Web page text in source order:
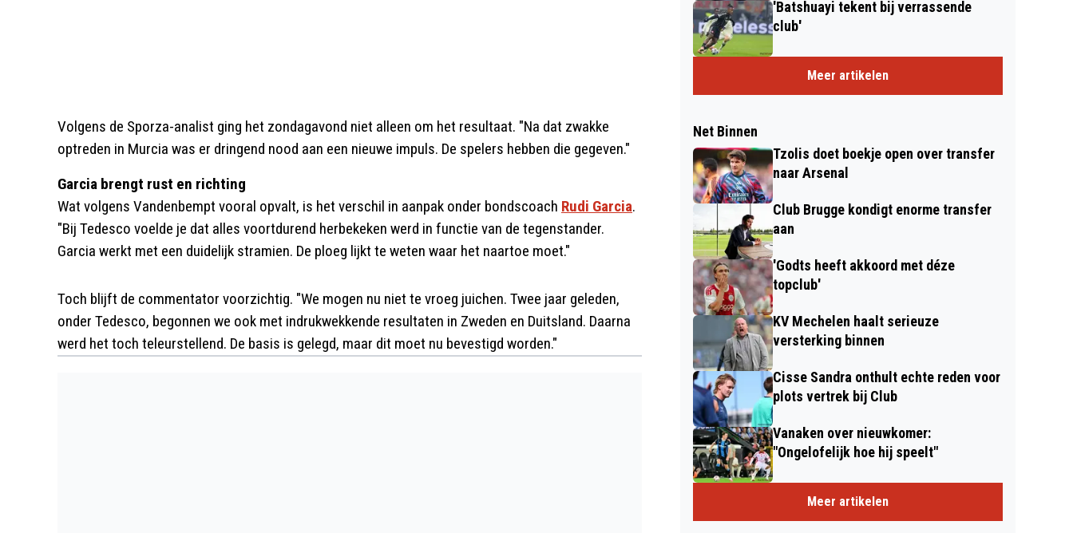
Volgens de Sporza-analist ging het zondagavond niet alleen om het resultaat. "Na dat zwakke
optreden in Murcia was er dringend nood aan een nieuwe impuls. De spelers hebben die gegeven."
Garcia brengt rust en richting
Wat volgens Vandenbempt vooral opvalt, is het verschil in aanpak onder bondscoach Rudi Garcia.
"Bij Tedesco voelde je dat alles voortdurend herbekeken werd in functie van de tegenstander.
Garcia werkt met een duidelijk stramien. De ploeg lijkt te weten waar het naartoe moet."
Toch blijft de commentator voorzichtig. "We mogen nu niet te vroeg juichen. Twee jaar geleden,
onder Tedesco, begonnen we ook met indrukwekkende resultaten in Zweden en Duitsland. Daarna
werd het toch teleurstellend. De basis is gelegd, maar dit moet nu bevestigd worden."
'Batshuayi tekent bij verrassende
club'
Meer artikelen
Net Binnen
Tzolis doet boekje open over transfer
naar Arsenal
Club Brugge kondigt enorme transfer
aan
'Godts heeft akkoord met déze
topclub'
KV Mechelen haalt serieuze
versterking binnen
Cisse Sandra onthult echte reden voor
plots vertrek bij Club
Vanaken over nieuwkomer:
"Ongelofelijk hoe hij speelt"
Meer artikelen